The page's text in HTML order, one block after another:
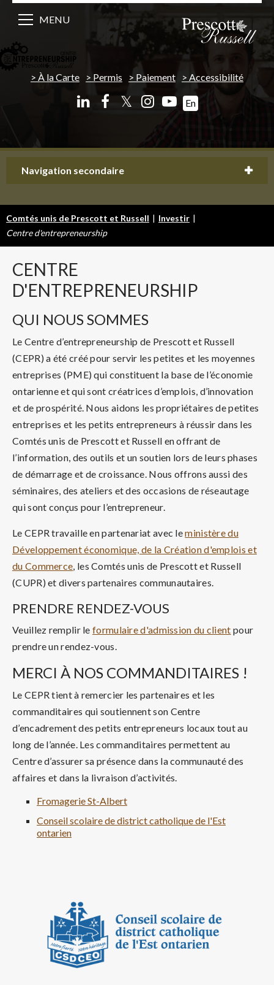
À la Carte Permis Paiement Accessibilité
𝕏 En
MENU
Navigation secondaire
Comtés unis de Prescott et Russell | Investir |
Centre d'entrepreneurship
CENTRE
D'ENTREPRENEURSHIP
QUI NOUS SOMMES
Le Centre d’entrepreneurship de Prescott et Russell
(CEPR) a été créé pour servir les petites et les moyennes
entreprises (PME) qui constituent la base de l’économie
ontarienne et qui sont créatrices d’emplois, d’innovation
et de prospérité. Nous aidons les propriétaires de petites
entreprises et les petits entrepreneurs à réussir dans les
Comtés unis de Prescott et Russell en offrant de
l’information, des outils et un soutien lors de leurs phases
de démarrage et de croissance. Nous offrons aussi des
séminaires, des ateliers et des occasions de réseautage
qui sont conçus pour l’entrepreneur.
Le CEPR travaille en partenariat avec leministère du
Développement économique, de la Création d'emplois et
du Commerce, les Comtés unis de Prescott et Russell
(CUPR) et divers partenaires communautaires.
PRENDRE RENDEZ-VOUS
Veuillez remplir leformulaire d'admission du client pour
prendre un rendez-vous.
MERCI À NOS COMMANDITAIRES !
Le CEPR tient à remercier les partenaires et les
commanditaires qui soutiennent son Centre
d’encadrement des petits entrepreneurs locaux tout au
long de l’année. Les commanditaires permettent au
Centre d’assurer sa présence dans la communauté des
affaires et dans la livraison d’activités.
Fromagerie St-Albert
Conseil scolaire de district catholique de l'Est
ontarien